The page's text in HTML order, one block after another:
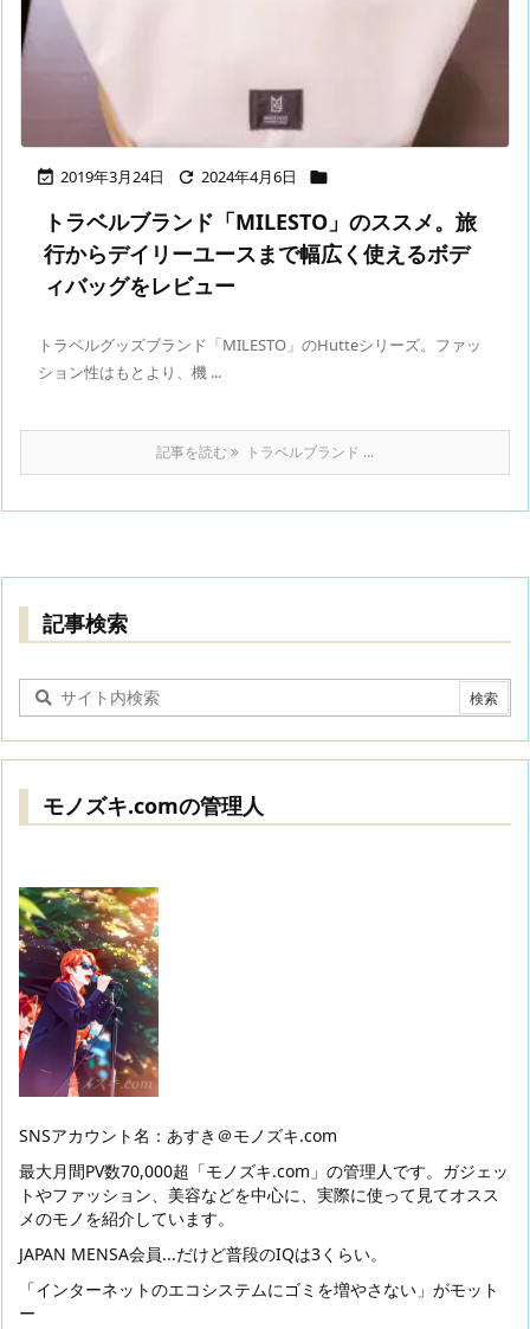
 2019年3月24日  2024年4月6日 
トラベルブランド「MILESTO」のススメ。旅
行からデイリーユースまで幅広く使えるボデ
ィバッグをレビュー
トラベルグッズブランド「MILESTO」のHutteシリーズ。ファッ
ション性はもとより、機 ...
記事を読む トラベルブランド ...
記事検索
モノズキ.comの管理人
SNSアカウント名：あすき＠モノズキ.com
最大月間PV数70,000超「モノズキ.com」の管理人です。ガジェッ
トやファッション、美容などを中心に、実際に使って見てオスス
メのモノを紹介しています。
JAPAN MENSA会員...だけど普段のIQは3くらい。
「インターネットのエコシステムにゴミを増やさない」がモット
ー